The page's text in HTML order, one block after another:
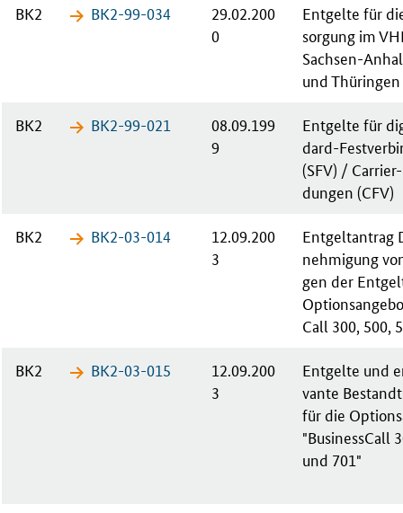
BK2 BK2-99-​034
29.02.200
0
Ent­gel­te für
sor­gung im
Sach­sen-
und Thü­rin­gen
BK2 BK2-99-​021
08.09.199
9
Ent­gel­te für
dard-
(SFV) /
dun­gen (CFV)
BK2 BK2-03-​014
12.09.200
3
Ent­gelt­an­trag
neh­mi­gung
gen der
Call 300, 500,
BK2 BK2-03-​015
12.09.200
3
Ent­gel­te und
van­te
für die
"Busi­ness­Call
und 701"